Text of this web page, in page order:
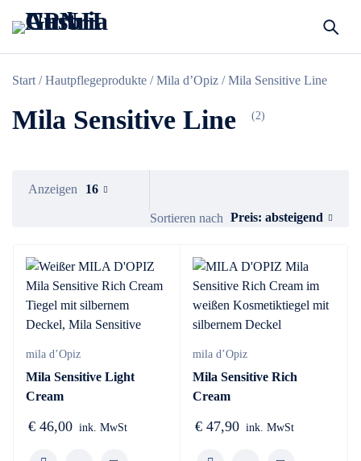
Start /Hautpflegeprodukte /Mila d’Opiz / Mila Sensitive Line
Mila Sensitive Line (2)
Sortieren nach Preis: absteigend
Anzeigen 16
mila d’Opiz
Mila Sensitive Light
Cream
€ 46,00 ink. MwSt
mila d’Opiz
Mila Sensitive Rich
Cream
€ 47,90 ink. MwSt